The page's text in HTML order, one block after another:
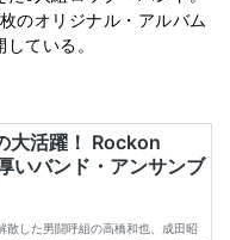
のオリジナル・アルバム
ている。